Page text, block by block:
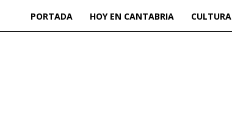
PORTADA HOY EN CANTABRIA CULTURA